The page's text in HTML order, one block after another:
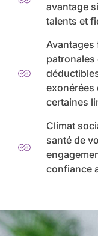
avantage
talents et
patronales
exonérées
certaines
Climat
santé de
confiance